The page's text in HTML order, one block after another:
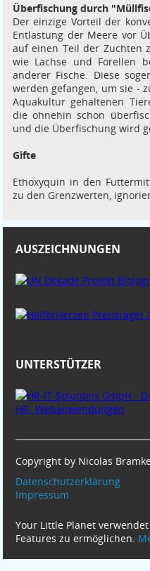
Überfischung durch
Der einzige Vorteil der
Entlastung der Meere vor
auf einen Teil der Zuchten
wie Lachse und Forellen
anderer Fische. Diese
werden gefangen, um sie -
Aquakultur gehaltenen
die ohnehin schon
und die Überfischung wird
Gifte
Ethoxyquin in den
zu den Grenzwerten,
AUSZEICHNUNGEN
UNTERSTÜTZER
Copyright by Nicolas
Datenschutzerklärung
Impressum
Your Little Planet
Features zu ermöglichen.